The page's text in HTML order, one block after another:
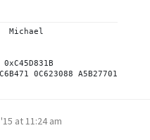
at 11:24 am